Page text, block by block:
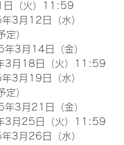
（火）11:59
3月12日（水）
）
3月14日（金）
3月18日（火）11:59
3月19日（水）
）
3月21日（金）
3月25日（火）11:59
3月26日（水）